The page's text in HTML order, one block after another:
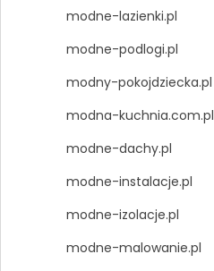
modne-lazienki.pl
modne-podlogi.pl
modny-pokojdziecka.pl
modna-kuchnia.com.pl
modne-dachy.pl
modne-instalacje.pl
modne-izolacje.pl
modne-malowanie.pl